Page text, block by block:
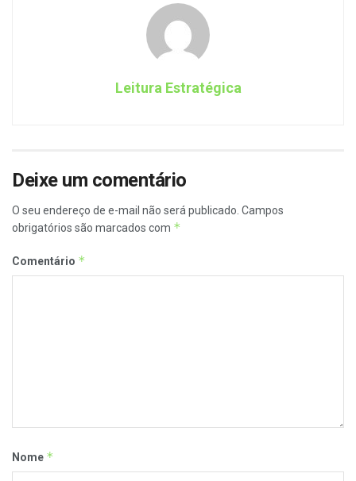
Leitura Estratégica
Deixe um comentário
O seu endereço de e-mail não será publicado. Campos
obrigatórios são marcados com *
Comentário *
Nome *